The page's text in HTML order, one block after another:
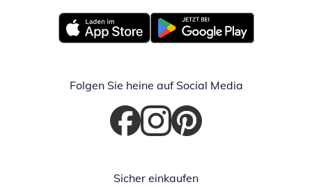
Öffnet in neuem FensterÖffnet in neuem Fenster
Folgen Sie heine auf Social Media
Öffnet in neuem Fenster
Öffnet in neuem Fenster
Öffnet in neuem Fenster
Sicher einkaufen